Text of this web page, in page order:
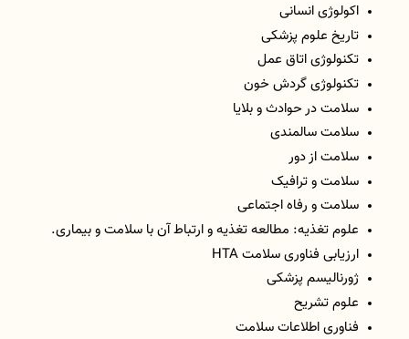
اکولوژی انسانی
تاریخ علوم پزشکی
تکنولوژی اتاق عمل
تکنولوژی گردش خون
سلامت در حوادث و بلایا
سلامت سالمندی
سلامت از دور
سلامت و ترافیک
سلامت و رفاه اجتماعی
علوم تغذیه: مطالعه تغذیه و ارتباط آن با سلامت و بیماری.
ارزیابی فناوری سلامتHTA
ژورنالیسم پزشکی
علوم تشریح
فناوری اطلاعات سلامت